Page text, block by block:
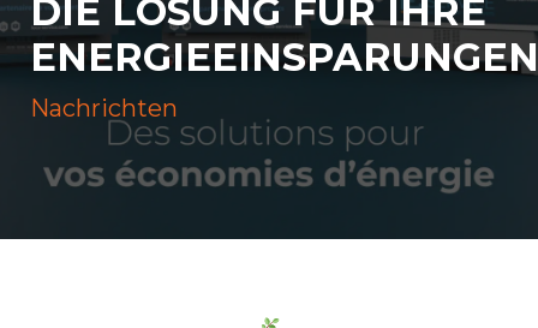
DIE LÖSUNG FÜR IHRE
Nachrichten